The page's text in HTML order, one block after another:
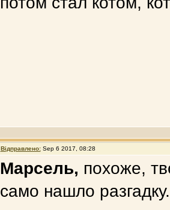
Відправлено: Sep 6 2017, 08:28
Марсель, похоже,
само нашло разгадку.